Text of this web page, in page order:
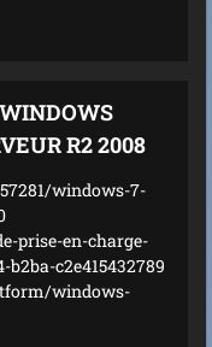
R2 2008
windows-7-
prise-en-charge-
b2ba-c2e415432789
windows-